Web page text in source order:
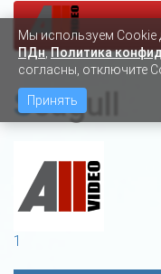
Seagull
1
Мы используем Сookie
ПДн,Политика
согласны, отключите
Принять